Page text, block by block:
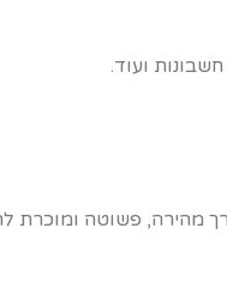
ועוד.
דרך מהירה, פשוטה